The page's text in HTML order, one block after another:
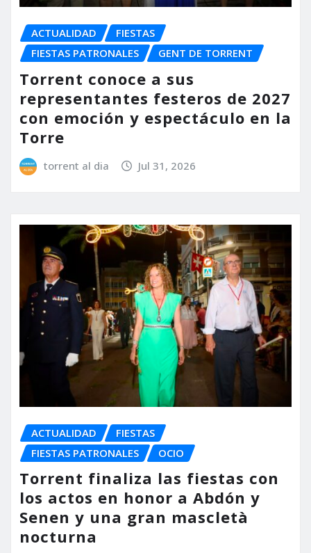
ACTUALIDAD
FIESTAS
FIESTAS PATRONALES
GENT DE TORRENT
Torrent conoce a sus
representantes festeros de 2027
con emoción y espectáculo en la
Torre
torrent al dia Jul 31, 2026
ACTUALIDAD
FIESTAS
FIESTAS PATRONALES
OCIO
Torrent finaliza las fiestas con
los actos en honor a Abdón y
Senen y una gran mascletà
nocturna